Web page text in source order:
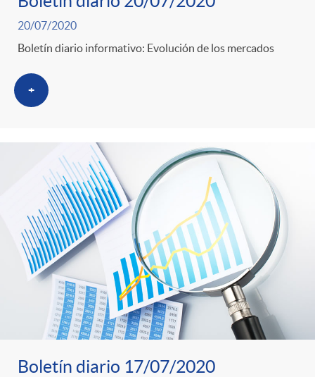
20/07/2020
Boletín diario informativo: Evolución de los mercados
+
Boletín diario 17/07/2020